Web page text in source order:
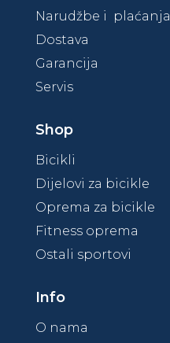
Narudžbe i plaćanja
Dostava
Garancija
Servis
Shop
Bicikli
Dijelovi za bicikle
Oprema za bicikle
Fitness oprema
Ostali sportovi
Info
O nama